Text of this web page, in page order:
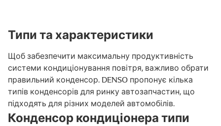
Типи та характеристики
Щоб забезпечити максимальну продуктивність
системи кондиціонування повітря, важливо обрати
правильний конденсор. DENSO пропонує кілька
типів конденсорів для ринку автозапчастин, що
підходять для різних моделей автомобілів.
Конденсор кондиціонера типи